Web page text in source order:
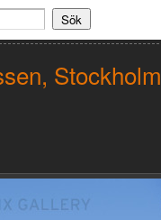
Stockholm